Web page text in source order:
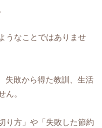
うなことではありませ
失敗から得た教訓、生活
ん。
り方」や「失敗した節約